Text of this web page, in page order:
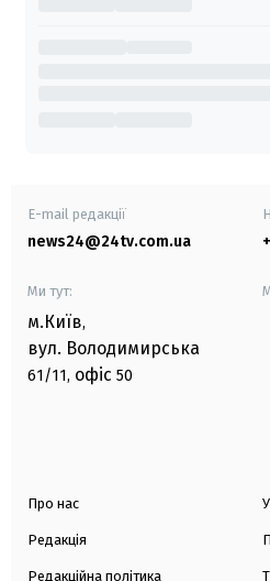
E-mail редакції
news24@24tv.com.ua
Ми тут:
м.Київ,
вул. Володимирська
61/11, офіс 50
Про нас
Редакція
Редакційна політика